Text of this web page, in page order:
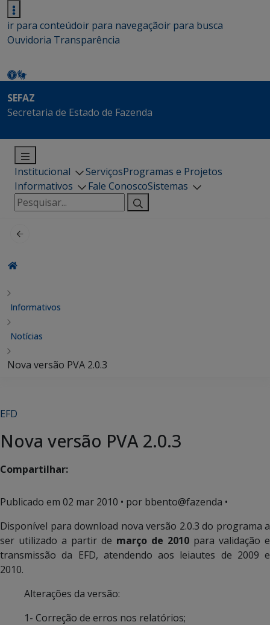
ir para conteúdoir para navegaçãoir para busca
Ouvidoria Transparência
SEFAZ
Secretaria de Estado de Fazenda
Institucional ServiçosProgramas e Projetos
Informativos
Fale ConoscoSistemas
Pesquisar
por:
Informativos
Notícias
Nova versão PVA 2.0.3
EFD
Nova versão PVA 2.0.3
Compartilhar:
Publicado em 02 mar 2010 • por bbento@fazenda •
Disponível para download nova versão 2.0.3 do programa a
ser utilizado a partir de março de 2010 para validação e
transmissão da EFD, atendendo aos leiautes de 2009 e
2010.
Alterações da versão:
1- Correção de erros nos relatórios;